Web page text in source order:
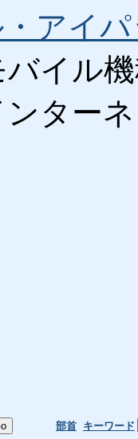
アイ
イル
ター
部首 キーワード